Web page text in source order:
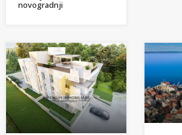
novogradnji